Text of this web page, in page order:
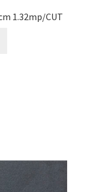
1.32mp/CUT